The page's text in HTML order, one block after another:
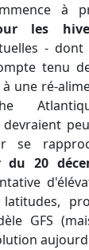
à
les
-
tenu
une ré-
devraient
se
du 20
GFS